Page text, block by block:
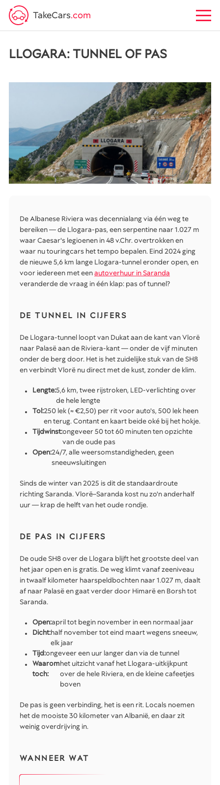
TakeCars.com
LLOGARA: TUNNEL OF PAS
De Albanese Riviera was decennialang via één weg te
bereiken — de Llogara-pas, een serpentine naar 1.027 m
waar Caesar's legioenen in 48 v.Chr. overtrokken en
waar nu touringcars het tempo bepalen. Eind 2024 ging
de nieuwe 5,6 km lange Llogara-tunnel eronder open, en
voor iedereen met eenautoverhuur in Saranda
veranderde de vraag in één klap: pas of tunnel?
DE TUNNEL IN CIJFERS
De Llogara-tunnel loopt van Dukat aan de kant van Vlorë
naar Palasë aan de Riviera-kant — onder de vijf minuten
onder de berg door. Het is het zuidelijke stuk van de SH8
en verbindt Vlorë nu direct met de kust, zonder de klim.
Lengte:5,6 km, twee rijstroken, LED-verlichting over
de hele lengte
Tol:250 lek (≈ €2,50) per rit voor auto's, 500 lek heen
en terug. Contant en kaart beide oké bij het hokje.
Tijdwinst:ongeveer 50 tot 60 minuten ten opzichte
van de oude pas
Open:24/7, alle weersomstandigheden, geen
sneeuwsluitingen
Sinds de winter van 2025 is dit de standaardroute
richting Saranda. Vlorë–Saranda kost nu zo'n anderhalf
uur — krap de helft van het oude rondje.
DE PAS IN CIJFERS
De oude SH8 over de Llogara blijft het grootste deel van
het jaar open en is gratis. De weg klimt vanaf zeeniveau
in twaalf kilometer haarspeldbochten naar 1.027 m, daalt
af naar Palasë en gaat verder door Himarë en Borsh tot
Saranda.
Open:april tot begin november in een normaal jaar
Dicht:half november tot eind maart wegens sneeuw,
elk jaar
Tijd:ongeveer een uur langer dan via de tunnel
Waarom
toch:
het uitzicht vanaf het Llogara-uitkijkpunt
over de hele Riviera, en de kleine cafeetjes
boven
De pas is geen verbinding, het is een rit. Locals noemen
het de mooiste 30 kilometer van Albanië, en daar zit
weinig overdrijving in.
WANNEER WAT